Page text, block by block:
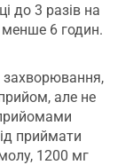
до 3 разів на
6 годин.
але не
приймати
1200 мг